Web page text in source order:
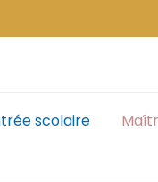
scolaire